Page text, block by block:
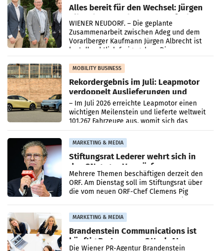
Alles bereit für den Wechsel: Jürgen
Albrecht setzt ab 1.1.2027 auf Adeg
WIENER NEUDORF. – Die geplante
Zusammenarbeit zwischen Adeg und dem
Vorarlberger Kaufmann Jürgen Albrecht ist
kartellrechtlich freigegeben: Die
Bundeswettbewerbsbehörde und der
Bundeskartellanwalt
MOBILITY BUSINESS
Rekordergebnis im Juli: Leapmotor
verdoppelt Auslieferungen und
überschreitet die 100.000er-Marke
– Im Juli 2026 erreichte Leapmotor einen
wichtigen Meilenstein und lieferte weltweit
101.267 Fahrzeuge aus, womit sich das
Ergebnis gegenüber Juli 2025 mehr als
verdoppelte (+102
MARKETING & MEDIA
Stiftungsrat Lederer wehrt sich in
den SN gegen Vorwürfe
Mehrere Themen beschäftigen derzeit den
ORF. Am Dienstag soll im Stiftungsrat über
die vom neuen ORF-Chef Clemens Pig
MARKETING & MEDIA
Brandenstein Communications ist
künftig Partner von OtterlyAI
Die Wiener PR-Agentur Brandenstein